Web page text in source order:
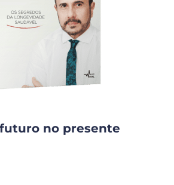
no presente